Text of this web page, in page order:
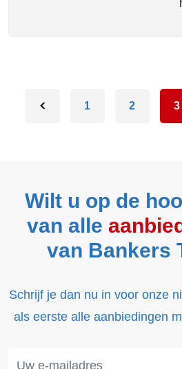
1 2 3
Wilt u op de
van alle
van Bankers
Schrijf je dan nu in voor onze
als eerste alle aanbiedingen